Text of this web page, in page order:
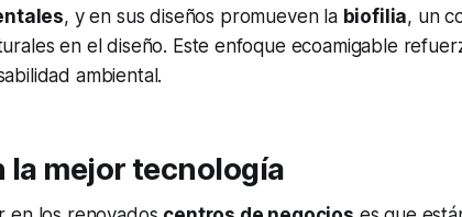
, y en sus diseños promueven la biofilia, un
en el diseño. Este enfoque ecoamigable
ambiental.
la mejor tecnología